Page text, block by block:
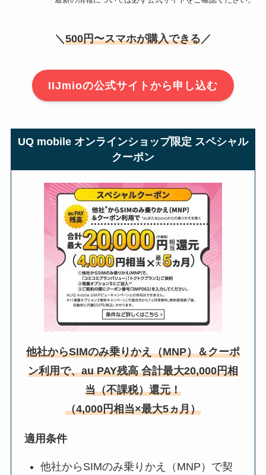
＼500円〜スマホが購入できる／
IIJmioの公式サイトから申し込む
UQ mobile オンラインショップ限定 スペシャル
クーポン
他社からSIMのみ乗りかえ（MNP）＆クーポ
ン利用で、au PAY残高 合計最大20,000円相
当（不課税）還元！
（4,000円相当×最大5ヵ月）
適用条件
他社からSIMのみ乗りかえ（MNP）で契